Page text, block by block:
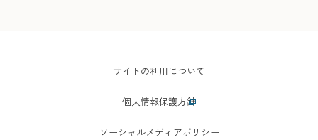
サイトの利用について
個人情報保護方針
ソーシャルメディアポリシー